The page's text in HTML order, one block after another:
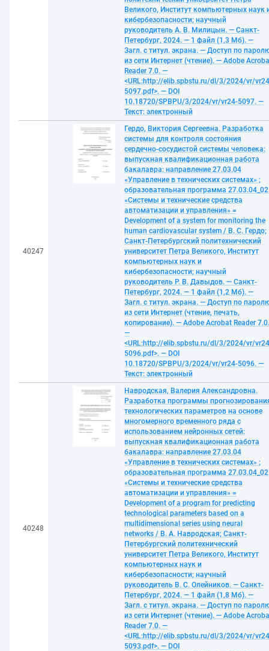
Великого, Институт компьютерных наук
кибербезопасности; научный
руководитель А. В. Милицын. — Санкт-
Петербург, 2024. — 1 файл (1,3 Мб). —
Загл. с титул. экрана. — Доступ по
из сети Интернет (чтение). — Adobe
Reader 7.0. —
<URL:http://elib.spbstu.ru/dl/3/2024/vr/
5097.pdf>. — DOI
10.18720/SPBPU/3/2024/vr/vr24-5097. —
Текст: электронный
40247
Гердо, Виктория Сергеевна. Разработка
системы для контроля состояния
сердечно-сосудистой системы человека:
выпускная квалификационная работа
бакалавра: направление 27.03.04
«Управление в технических системах» ;
образовательная программа 27.03.04_02
«Системы и технические средства
автоматизации и управления» =
Development of a system for monitoring the
human cardiovascular system / В. С. Гердо;
Санкт-Петербургский политехнический
университет Петра Великого, Институт
компьютерных наук и
кибербезопасности; научный
руководитель Р. В. Давыдов. — Санкт-
Петербург, 2024. — 1 файл (1,2 Мб). —
Загл. с титул. экрана. — Доступ по
из сети Интернет (чтение, печать,
копирование). — Adobe Acrobat Reader 7.0.
—
<URL:http://elib.spbstu.ru/dl/3/2024/vr/
5096.pdf>. — DOI
10.18720/SPBPU/3/2024/vr/vr24-5096. —
Текст: электронный
40248
Навродская, Валерия Александровна.
Разработка программы
технологических параметров на основе
многомерного временного ряда с
использованием нейронных сетей:
выпускная квалификационная работа
бакалавра: направление 27.03.04
«Управление в технических системах» ;
образовательная программа 27.03.04_02
«Системы и технические средства
автоматизации и управления» =
Development of a program for predicting
technological parameters based on a
multidimensional series using neural
networks / В. А. Навродская; Санкт-
Петербургский политехнический
университет Петра Великого, Институт
компьютерных наук и
кибербезопасности; научный
руководитель В. С. Олейников. — Санкт-
Петербург, 2024. — 1 файл (1,8 Мб). —
Загл. с титул. экрана. — Доступ по
из сети Интернет (чтение). — Adobe
Reader 7.0. —
<URL:http://elib.spbstu.ru/dl/3/2024/vr/
5093.pdf>. — DOI